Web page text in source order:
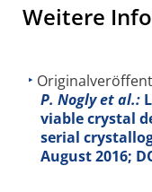
Weitere
P. Nogly et al.:
viable crystal
serial
August 2016;